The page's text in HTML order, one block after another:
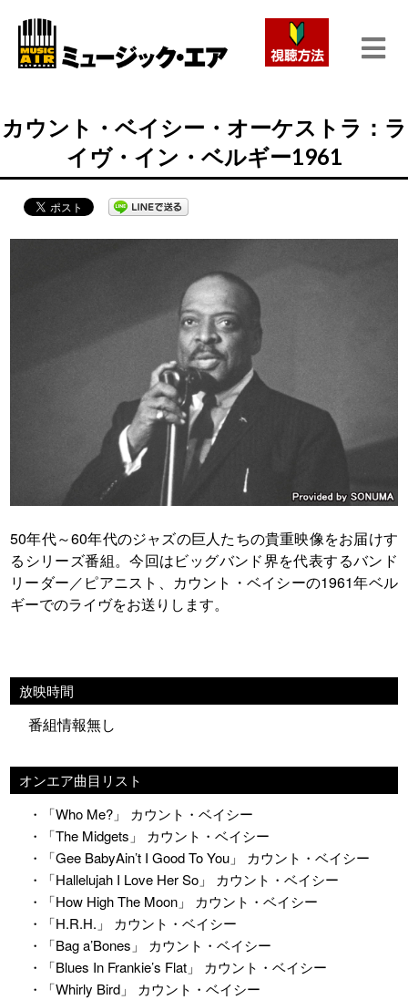
カウント・ベイシー・オーケストラ：ラ
イヴ・イン・ベルギー1961
50年代～60年代のジャズの巨人たちの貴重映像をお届けす
るシリーズ番組。今回はビッグバンド界を代表するバンド
リーダー／ピアニスト、カウント・ベイシーの1961年ベル
ギーでのライヴをお送りします。
放映時間
番組情報無し
オンエア曲目リスト
・「Who Me?」 カウント・ベイシー
・「The Midgets」 カウント・ベイシー
・「Gee BabyAin’t I Good To You」 カウント・ベイシー
・「Hallelujah I Love Her So」 カウント・ベイシー
・「How High The Moon」 カウント・ベイシー
・「H.R.H.」 カウント・ベイシー
・「Bag a’Bones」 カウント・ベイシー
・「Blues In Frankie’s Flat」 カウント・ベイシー
・「Whirly Bird」 カウント・ベイシー